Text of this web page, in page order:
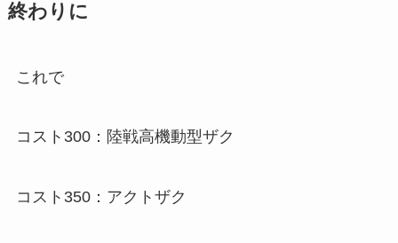
終わりに
これで
コスト300：陸戦高機動型ザク
コスト350：アクトザク